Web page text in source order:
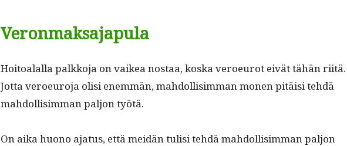
Veronmaksajapula
Hoitoalal­la palkko­ja on vaikea nos­taa, kos­ka veroeu­rot eivät tähän riitä.
Jot­ta veroeu­ro­ja olisi enem­män, mah­dol­lisim­man mon­en pitäisi tehdä
mah­dol­lisim­man paljon työtä.
On aika huono aja­tus, että mei­dän tulisi tehdä mah­dol­lisim­man paljon